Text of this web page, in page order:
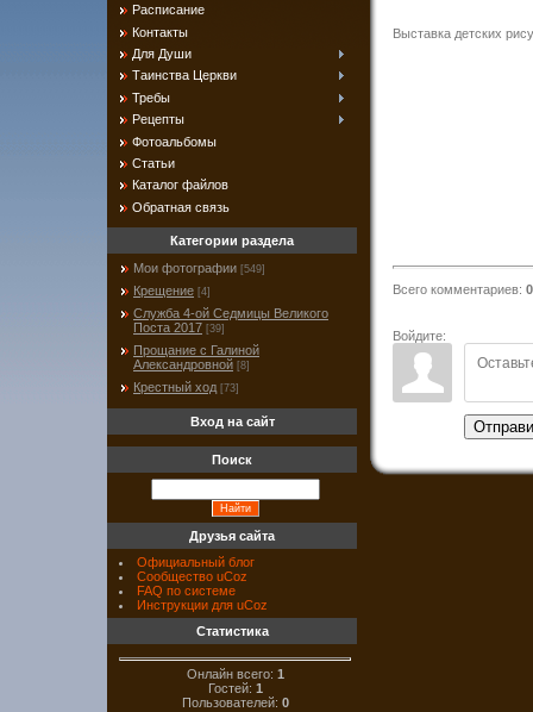
Выставка детских
Всего комментариев: 0
Войдите:
Расписание
Контакты
Для Души
Таинства Церкви
Требы
Рецепты
Фотоальбомы
Статьи
Каталог файлов
Обратная связь
Категории раздела
Мои фотографии [549]
Крещение [4]
Служба 4-ой Седмицы Великого
Поста 2017 [39]
Прощание с Галиной
Александровной [8]
Крестный ход [73]
Вход на сайт
Поиск
Друзья сайта
Официальный блог
Сообщество uCoz
FAQ по системе
Инструкции для uCoz
Статистика
Онлайн всего: 1
Гостей: 1
Пользователей: 0